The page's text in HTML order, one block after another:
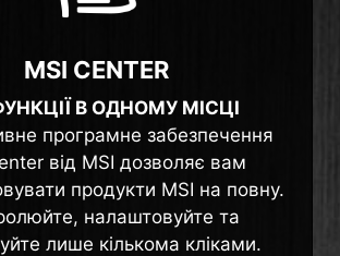
MSI CENTER
В ОДНОМУ МІСЦІ
програмне забезпечення
від MSI дозволяє вам
продукти MSI на повну.
налаштовуйте та
лише кількома кліками.